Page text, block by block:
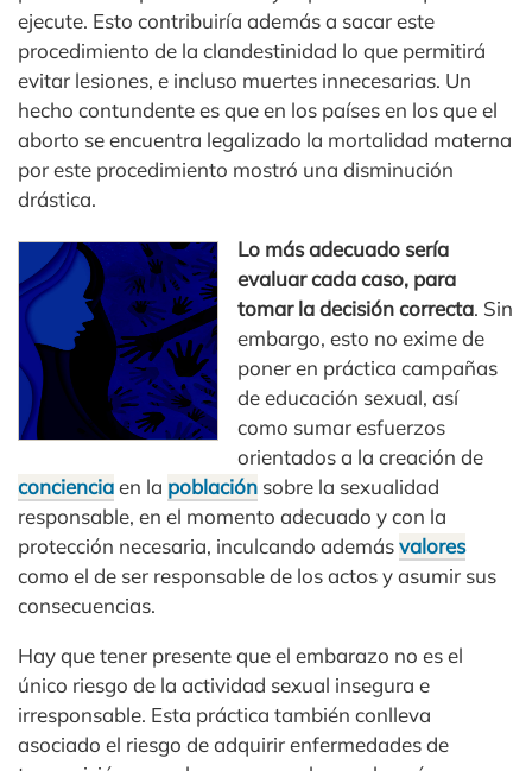
ejecute. Esto contribuiría además a sacar este
procedimiento de la clandestinidad lo que permitirá
evitar lesiones, e incluso muertes innecesarias. Un
hecho contundente es que en los países en los que el
aborto se encuentra legalizado la mortalidad materna
por este procedimiento mostró una disminución
drástica.
Lo más adecuado sería
evaluar cada caso, para
tomar la decisión correcta. Sin
embargo, esto no exime de
poner en práctica campañas
de educación sexual, así
como sumar esfuerzos
orientados a la creación de
concienciaen la población sobre la sexualidad
responsable, en el momento adecuado y con la
protección necesaria, inculcando ademásvalores
como el de ser responsable de los actos y asumir sus
consecuencias.
Hay que tener presente que el embarazo no es el
único riesgo de la actividad sexual insegura e
irresponsable. Esta práctica también conlleva
asociado el riesgo de adquirir enfermedades de